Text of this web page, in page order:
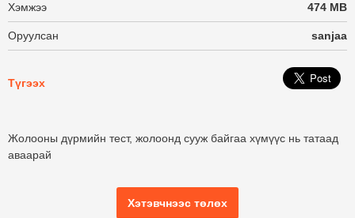
Хэмжээ 474 MB
Оруулсан sanjaa
Түгээх
Жолооны дүрмийн тест, жолоонд сууж байгаа хүмүүс нь татаад
аваарай
Хэтэвчнээс төлөх